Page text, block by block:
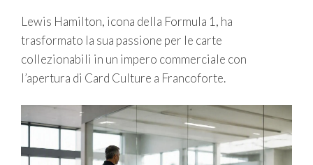
Lewis Hamilton, icona della Formula 1, ha
trasformato la sua passione per le carte
collezionabili in un impero commerciale con
l’apertura di Card Culture a Francoforte.